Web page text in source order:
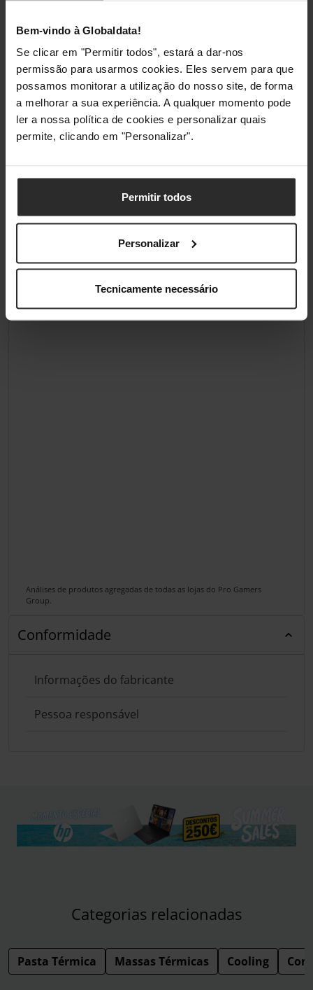
Bem-vindo à Globaldata!
Se clicar em "Permitir todos", estará a dar-nos
permissão para usarmos cookies. Eles servem para que
possamos monitorar a utilização do nosso site, de forma
a melhorar a sua experiência. A qualquer momento pode
ler a nossa política de cookies e personalizar quais
permite, clicando em "Personalizar".
Permitir todos
Personalizar
Tecnicamente necessário
Classificações
Análises de produtos agregadas de todas as lojas do Pro Gamers
Group.
Conformidade
Informações do fabricante
Pessoa responsável
Categorias relacionadas
Pasta Térmica Massas Térmicas Cooling